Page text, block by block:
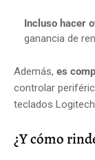
Incluso hacer
ganancia de
Además, es
controlar
teclados
¿Y cómo